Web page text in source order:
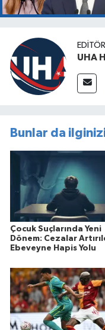
UHA
Bunlar da
Çocuk Suçlarında Yeni
Dönem: Cezalar
Ebeveyne Hapis Yolu